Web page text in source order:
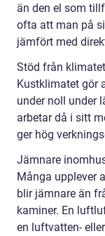
än den el som
ofta att man på
jämfört med
Stöd från klimatet
Kustklimatet gör
under noll under
arbetar då i sitt
ger hög
Jämnare
Många upplever
blir jämnare än
kaminer. En
en luftvatten-